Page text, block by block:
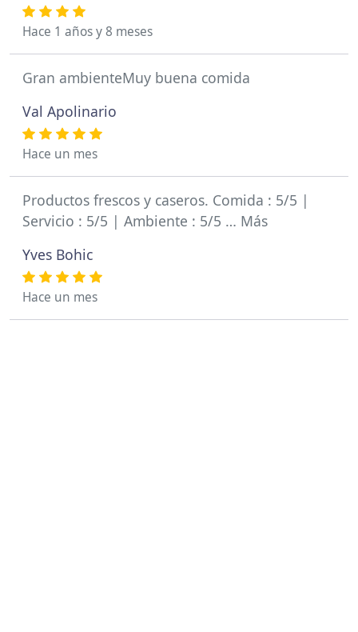
Hace 1 años y 8 meses
Gran ambienteMuy buena comida
Val Apolinario
Hace un mes
Productos frescos y caseros. Comida : 5/5 |
Servicio : 5/5 | Ambiente : 5/5 … Más
Yves Bohic
Hace un mes